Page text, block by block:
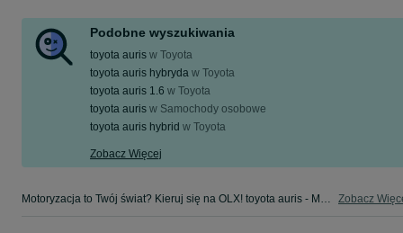
Podobne wyszukiwania
toyota auris w Toyota
toyota auris hybryda w Toyota
toyota auris 1.6 w Toyota
toyota auris w Samochody osobowe
toyota auris hybrid w Toyota
Zobacz Więcej
Motoryzacja to Twój świat? Kieruj się na OLX! toyota auris - Małopolskie - tylko w kategorii Motoryzacja na OLX! Zobacz